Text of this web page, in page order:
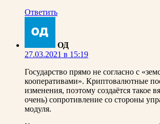
Ответить
ОД
27.03.2021 в 15:19
Государство прямо не согласно с
кооперативами». Криптовалютные
изменения, поэтому создаётся такое
очень) сопротивление со стороны
модуля.